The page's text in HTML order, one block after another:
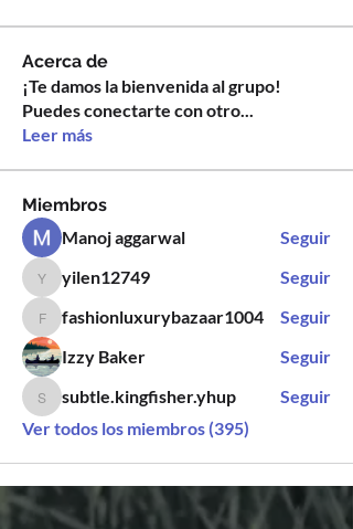
Acerca de
¡Te damos la bienvenida al grupo!
Puedes conectarte con otro...
Leer más
Miembros
Manoj aggarwal
Seguir
yilen12749
yilen12749 Seguir
fashionluxurybazaar1004
fashionluxurybazaar1004
Seguir
Izzy Baker
Seguir
subtle.kingfisher.yhup
subtle.kingfisher.yhup
Seguir
Ver todos los miembros (395)